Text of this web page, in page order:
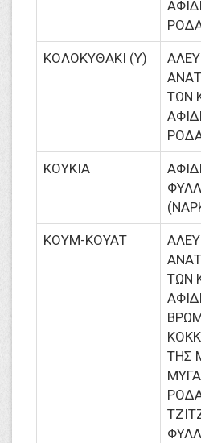
ΚΟΛΟΚΥΘΑΚΙ (Υ)
ΤΩΝ
ΚΟΥΚΙΑ
ΚΟΥΜ-ΚΟΥΑΤ
ΤΩΝ
ΤΗΣ